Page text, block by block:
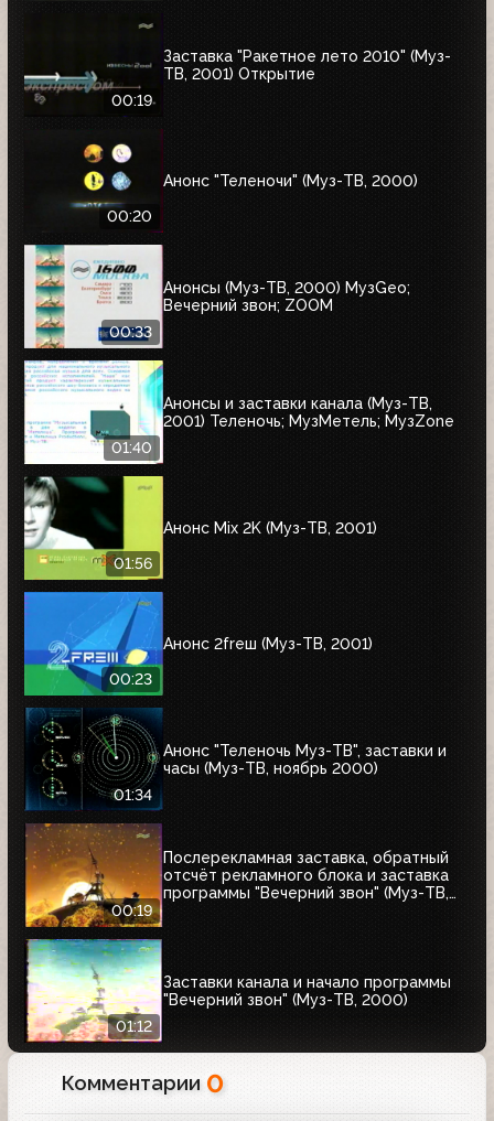
00:19
Заставка "Ракетное лето 2010" (Муз-
ТВ, 2001) Открытие
00:20
Анонс "Теленочи" (Муз-ТВ, 2000)
00:33
Анонсы (Муз-ТВ, 2000) МузGeo;
Вечерний звон; ZOOM
01:40
Анонсы и заставки канала (Муз-ТВ,
2001) Теленочь; МузМетель; МузZone
01:56
Анонс Mix 2K (Муз-ТВ, 2001)
00:23
Анонс 2freш (Муз-ТВ, 2001)
01:34
Анонс "Теленочь Муз-ТВ", заставки и
часы (Муз-ТВ, ноябрь 2000)
00:19
Послерекламная заставка, обратный
отсчёт рекламного блока и заставка
программы "Вечерний звон" (Муз-ТВ,
01:12
Заставки канала и начало программы
"Вечерний звон" (Муз-ТВ, 2000)
Комментарии 0